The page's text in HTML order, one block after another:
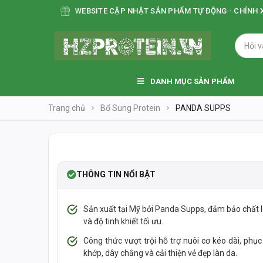
WEBSITE CẬP NHẬT SẢN PHẨM TỰ ĐỘNG - CHÍNH XÁC
DANH MỤC SẢN PHẨM
Trang chủ Bổ Sung Protein PANDA SUPPS
THÔNG TIN NỔI BẬT
Sản xuất tại Mỹ bởi Panda Supps, đảm bảo chất
và độ tinh khiết tối ưu.
Công thức vượt trội hỗ trợ nuôi cơ kéo dài,
khớp, dây chằng và cải thiện vẻ đẹp làn da.